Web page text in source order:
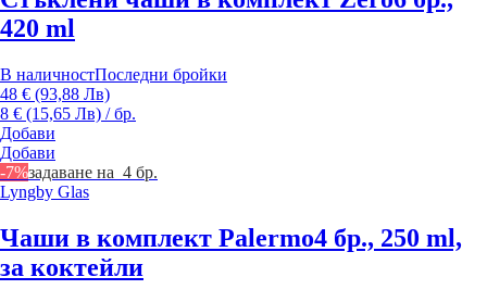
420 ml
В наличностПоследни бройки
48 € (93,88 Лв)
8 € (15,65 Лв) / бр.
Добави
Добави
-7%задаване на 4 бр.
Lyngby Glas
Чаши в комплект Palermo4 бр., 250 ml,
за коктейли